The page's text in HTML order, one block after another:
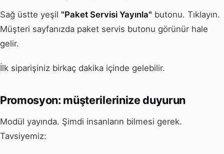
Sağ üstte yeşil "Paket Servisi Yayınla" butonu. Tıklayın.
Müşteri sayfanızda paket servis butonu görünür hale
gelir.
İlk siparişiniz birkaç dakika içinde gelebilir.
Promosyon: müşterilerinize duyurun
Modül yayında. Şimdi insanların bilmesi gerek.
Tavsiyemiz: